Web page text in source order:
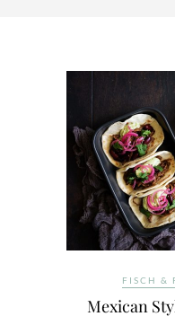
FISCH &
Mexican